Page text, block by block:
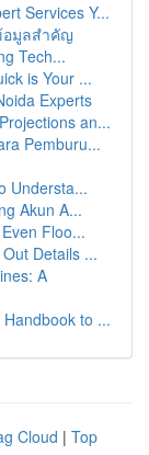
Services Y...
อมูลสำคัญ
Tech...
is Your ...
Experts
an...
Pemburu...
Understa...
Akun A...
Floo...
Details ...
A
to ...
Cloud | Top